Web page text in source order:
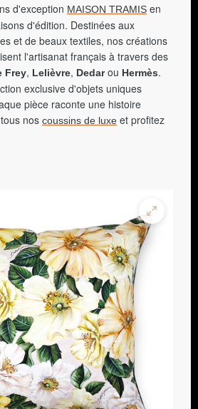
d'exception MAISON TRAMIS en
d'édition. Destinées aux
et de beaux textiles, nos créations
l'artisanat français à travers des
Frey, Lelièvre, Dedarou Hermès.
exclusive d'objets uniques
pièce raconte une histoire
nos coussins de luxe et profitez